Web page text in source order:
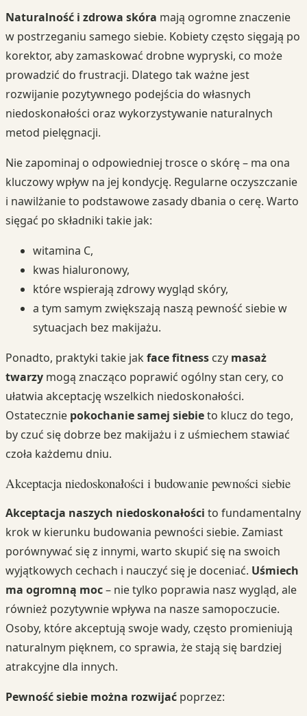
Naturalność i zdrowa skóra mają ogromne znaczenie
w postrzeganiu samego siebie. Kobiety często sięgają po
korektor, aby zamaskować drobne wypryski, co może
prowadzić do frustracji. Dlatego tak ważne jest
rozwijanie pozytywnego podejścia do własnych
niedoskonałości oraz wykorzystywanie naturalnych
metod pielęgnacji.
Nie zapominaj o odpowiedniej trosce o skórę – ma ona
kluczowy wpływ na jej kondycję. Regularne oczyszczanie
i nawilżanie to podstawowe zasady dbania o cerę. Warto
sięgać po składniki takie jak:
witamina C,
kwas hialuronowy,
które wspierają zdrowy wygląd skóry,
a tym samym zwiększają naszą pewność siebie w
sytuacjach bez makijażu.
Ponadto, praktyki takie jak face fitness czy masaż
twarzy mogą znacząco poprawić ogólny stan cery, co
ułatwia akceptację wszelkich niedoskonałości.
Ostatecznie pokochanie samej siebieto klucz do tego,
by czuć się dobrze bez makijażu i z uśmiechem stawiać
czoła każdemu dniu.
Akceptacja niedoskonałości i budowanie pewności siebie
Akceptacja naszych niedoskonałości to fundamentalny
krok w kierunku budowania pewności siebie. Zamiast
porównywać się z innymi, warto skupić się na swoich
wyjątkowych cechach i nauczyć się je doceniać. Uśmiech
ma ogromną moc– nie tylko poprawia nasz wygląd, ale
również pozytywnie wpływa na nasze samopoczucie.
Osoby, które akceptują swoje wady, często promieniują
naturalnym pięknem, co sprawia, że stają się bardziej
atrakcyjne dla innych.
Pewność siebie można rozwijać poprzez: